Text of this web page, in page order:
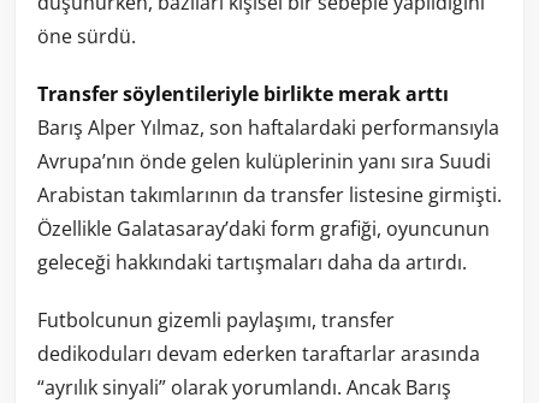
öne sürdü.
Transfer söylentileriyle birlikte merak arttı
Barış Alper Yılmaz, son haftalardaki performansıyla
Avrupa’nın önde gelen kulüplerinin yanı sıra Suudi
Arabistan takımlarının da transfer listesine girmişti.
Özellikle Galatasaray’daki form grafiği, oyuncunun
geleceği hakkındaki tartışmaları daha da artırdı.
Futbolcunun gizemli paylaşımı, transfer
dedikoduları devam ederken taraftarlar arasında
“ayrılık sinyali” olarak yorumlandı. Ancak Barış